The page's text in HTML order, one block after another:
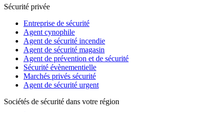
Sécurité privée
Entreprise de sécurité
Agent cynophile
Agent de sécurité incendie
Agent de sécurité magasin
Agent de prévention et de sécurité
Sécurité évènementielle
Marchés privés sécurité
Agent de sécurité urgent
Sociétés de sécurité dans votre région